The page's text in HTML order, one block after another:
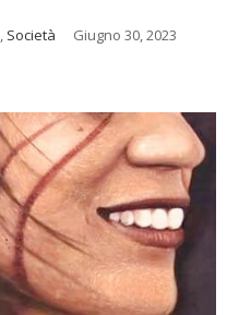
, Società
Giugno 30, 2023